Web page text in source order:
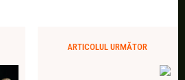
ARTICOLUL URMĂTOR